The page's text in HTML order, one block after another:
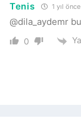
Tenis 1 yıl önce
@dila_aydemr
0